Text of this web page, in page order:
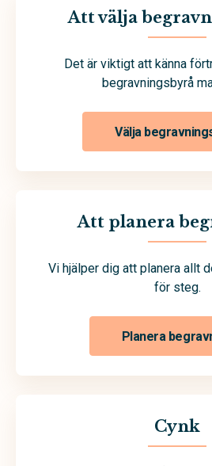
Att välja
Det är viktigt att känna
begravningsbyrå
Välja
Att planera
Vi hjälper dig att planera allt
för steg.
Planera
Cynk